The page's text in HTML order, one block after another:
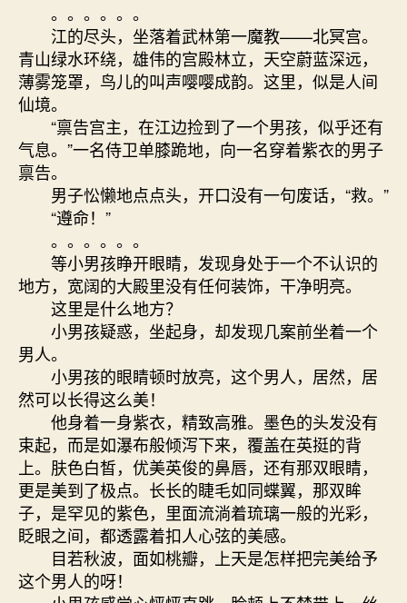
。。。。。。
江的尽头，坐落着武林第一魔教——北冥宫。
青山绿水环绕，雄伟的宫殿林立，天空蔚蓝深远，
薄雾笼罩，鸟儿的叫声嘤嘤成韵。这里，似是人间
仙境。
“禀告宫主，在江边捡到了一个男孩，似乎还有
气息。”一名侍卫单膝跪地，向一名穿着紫衣的男子
禀告。
男子忪懒地点点头，开口没有一句废话，“救。”
“遵命！”
。。。。。。
等小男孩睁开眼睛，发现身处于一个不认识的
地方，宽阔的大殿里没有任何装饰，干净明亮。
这里是什么地方？
小男孩疑惑，坐起身，却发现几案前坐着一个
男人。
小男孩的眼睛顿时放亮，这个男人，居然，居
然可以长得这么美！
他身着一身紫衣，精致高雅。墨色的头发没有
束起，而是如瀑布般倾泻下来，覆盖在英挺的背
上。肤色白皙，优美英俊的鼻唇，还有那双眼睛，
更是美到了极点。长长的睫毛如同蝶翼，那双眸
子，是罕见的紫色，里面流淌着琉璃一般的光彩，
眨眼之间，都透露着扣人心弦的美感。
目若秋波，面如桃瓣，上天是怎样把完美给予
这个男人的呀！